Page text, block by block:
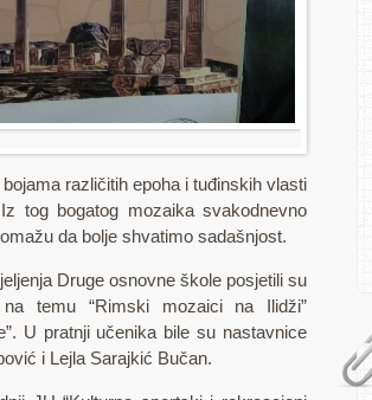
različitih epoha i tuđinskih vlasti
tog bogatog mozaika svakodnevno
da bolje shvatimo sadašnjost.
Druge osnovne škole posjetili su
temu “Rimski mozaici na Ilidži”
U pratnji učenika bile su nastavnice
i Lejla Sarajkić Bučan.